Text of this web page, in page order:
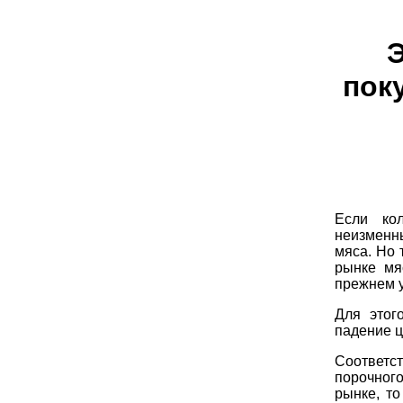
Если
мяса. Но
рынке
прежнем
Для
падение
рынке,